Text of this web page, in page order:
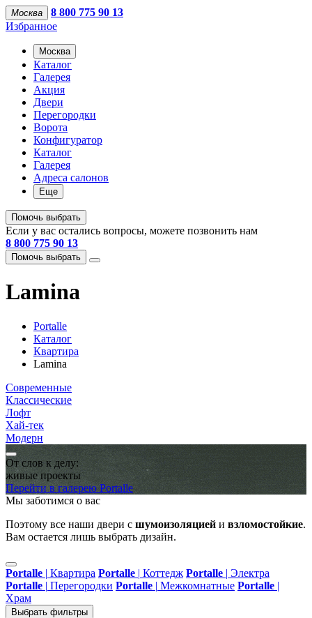
Москва
8 800 775 90 13
Избранное
Москва
Каталог
Галерея
Акция
Двери
Перегородки
Ворота
Конфигуратор
Каталог
Галерея
Адреса салонов
Еще
Помочь выбрать
Если у вас остались вопросы, можете позвонить нам
8 800 775 90 13
Помочь выбрать
Lamina
Portalle
Каталог
Квартира
Lamina
Современные
Классические
Лофт
Хай-тек
Модерн
От слов к делу:
живые проекты
Перейти в галерею Portalle
Мы заботимся о вас
Поэтому все наши двери с шумоизоляцией и взломостойкие.
Вам остается лишь выбрать дизайн.
Portalle | Квартира Portalle | Коттедж Portalle | Электра
Portalle | Перегородки Portalle | Межкомнатные Portalle |
Храм
Выбрать фильтры